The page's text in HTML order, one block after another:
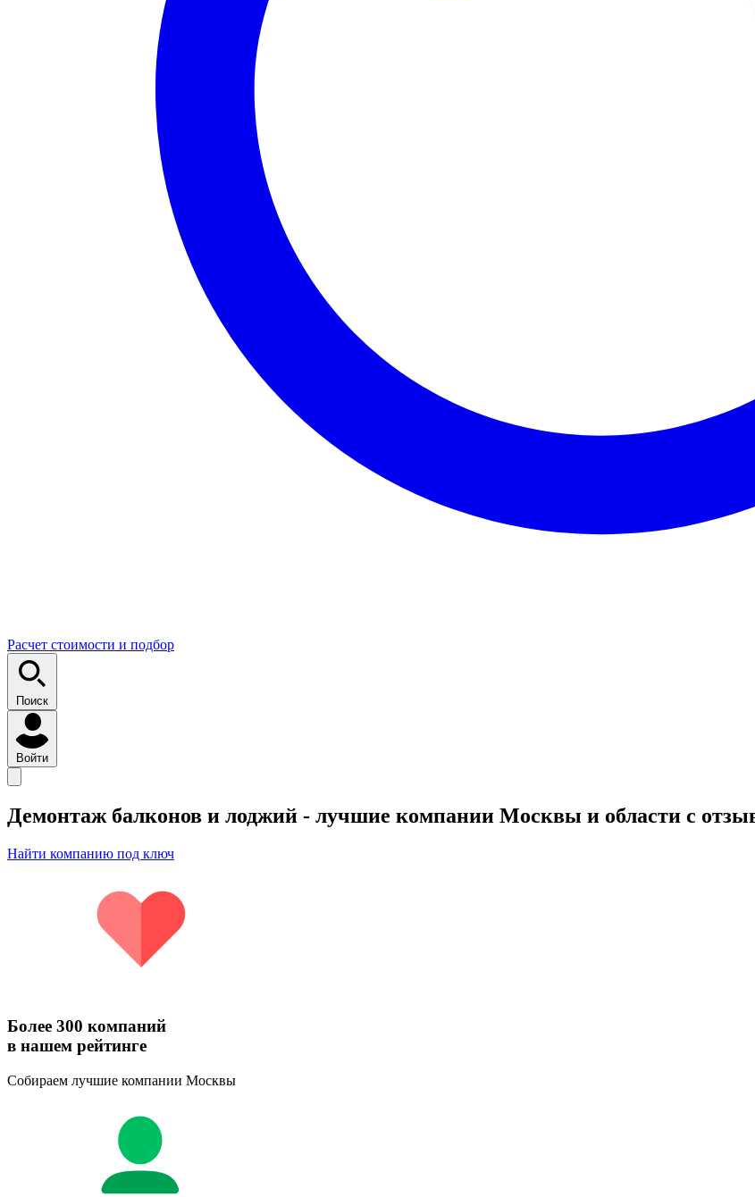
Расчет стоимости и подбор
Поиск
Войти
Демонтаж балконов и лоджий - лучшие компании Москвы и области с
Найти компанию под ключ
Более 300 компаний
в нашем рейтинге
Собираем лучшие компании Москвы